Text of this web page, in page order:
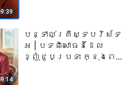
បន្ទាល់គ្រីស្ទបរិស័ទ
អ | បទពិសោធន៍ដែល
ខ្ញុំជួបប្រទះ ក្នុងពេល